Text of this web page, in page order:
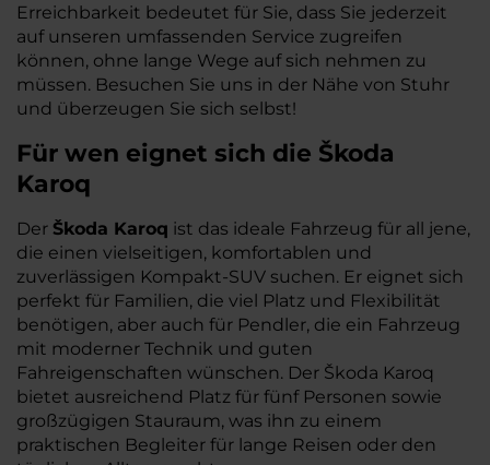
Erreichbarkeit bedeutet für Sie, dass Sie jederzeit
auf unseren umfassenden Service zugreifen
können, ohne lange Wege auf sich nehmen zu
müssen. Besuchen Sie uns in der Nähe von Stuhr
und überzeugen Sie sich selbst!
Für wen eignet sich die Škoda
Karoq
Der Škoda Karoq ist das ideale Fahrzeug für all jene,
die einen vielseitigen, komfortablen und
zuverlässigen Kompakt-SUV suchen. Er eignet sich
perfekt für Familien, die viel Platz und Flexibilität
benötigen, aber auch für Pendler, die ein Fahrzeug
mit moderner Technik und guten
Fahreigenschaften wünschen. Der Škoda Karoq
bietet ausreichend Platz für fünf Personen sowie
großzügigen Stauraum, was ihn zu einem
praktischen Begleiter für lange Reisen oder den